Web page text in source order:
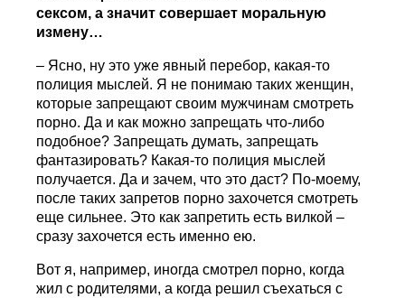
сексом, а значит совершает моральную
измену…
– Ясно, ну это уже явный перебор, какая-то
полиция мыслей. Я не понимаю таких женщин,
которые запрещают своим мужчинам смотреть
порно. Да и как можно запрещать что-либо
подобное? Запрещать думать, запрещать
фантазировать? Какая-то полиция мыслей
получается. Да и зачем, что это даст? По-моему,
после таких запретов порно захочется смотреть
еще сильнее. Это как запретить есть вилкой –
сразу захочется есть именно ею.
Вот я, например, иногда смотрел порно, когда
жил с родителями, а когда решил съехаться с